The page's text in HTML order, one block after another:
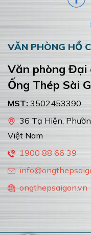
VĂN PHÒNG HỒ
Văn phòng Đại
Ống Thép Sài
MST: 3502453390
36 Tạ Hiện,
Việt Nam
1900 88 66 39
ongthepsaigon.vn